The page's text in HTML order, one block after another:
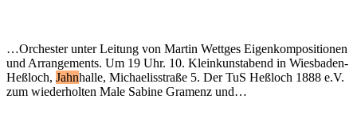
…Orchester unter Leitung von Martin Wettges Eigenkompositionen
und Arrangements. Um 19 Uhr. 10. Kleinkunstabend in Wiesbaden-
Heßloch, Jahnhalle, Michaelisstraße 5. Der TuS Heßloch 1888 e.V.
zum wiederholten Male Sabine Gramenz und…